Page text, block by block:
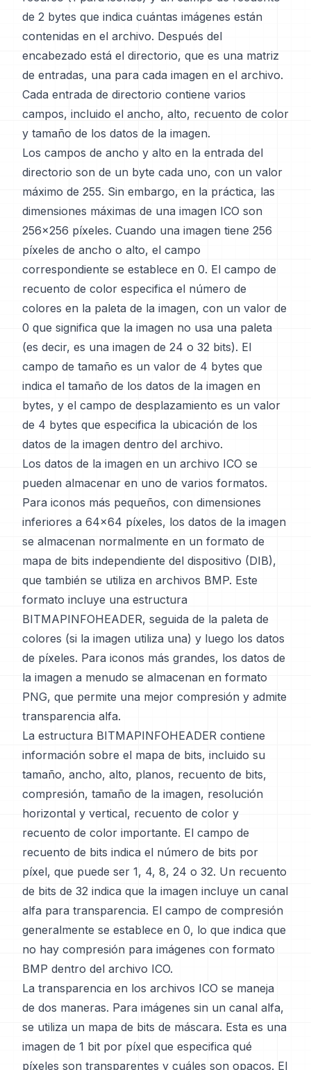
de 2 bytes que indica cuántas imágenes están
contenidas en el archivo. Después del
encabezado está el directorio, que es una matriz
de entradas, una para cada imagen en el archivo.
Cada entrada de directorio contiene varios
campos, incluido el ancho, alto, recuento de color
y tamaño de los datos de la imagen.
Los campos de ancho y alto en la entrada del
directorio son de un byte cada uno, con un valor
máximo de 255. Sin embargo, en la práctica, las
dimensiones máximas de una imagen ICO son
256x256 píxeles. Cuando una imagen tiene 256
píxeles de ancho o alto, el campo
correspondiente se establece en 0. El campo de
recuento de color especifica el número de
colores en la paleta de la imagen, con un valor de
0 que significa que la imagen no usa una paleta
(es decir, es una imagen de 24 o 32 bits). El
campo de tamaño es un valor de 4 bytes que
indica el tamaño de los datos de la imagen en
bytes, y el campo de desplazamiento es un valor
de 4 bytes que especifica la ubicación de los
datos de la imagen dentro del archivo.
Los datos de la imagen en un archivo ICO se
pueden almacenar en uno de varios formatos.
Para iconos más pequeños, con dimensiones
inferiores a 64x64 píxeles, los datos de la imagen
se almacenan normalmente en un formato de
mapa de bits independiente del dispositivo (DIB),
que también se utiliza en archivos BMP. Este
formato incluye una estructura
BITMAPINFOHEADER, seguida de la paleta de
colores (si la imagen utiliza una) y luego los datos
de píxeles. Para iconos más grandes, los datos de
la imagen a menudo se almacenan en formato
PNG, que permite una mejor compresión y admite
transparencia alfa.
La estructura BITMAPINFOHEADER contiene
información sobre el mapa de bits, incluido su
tamaño, ancho, alto, planos, recuento de bits,
compresión, tamaño de la imagen, resolución
horizontal y vertical, recuento de color y
recuento de color importante. El campo de
recuento de bits indica el número de bits por
píxel, que puede ser 1, 4, 8, 24 o 32. Un recuento
de bits de 32 indica que la imagen incluye un canal
alfa para transparencia. El campo de compresión
generalmente se establece en 0, lo que indica que
no hay compresión para imágenes con formato
BMP dentro del archivo ICO.
La transparencia en los archivos ICO se maneja
de dos maneras. Para imágenes sin un canal alfa,
se utiliza un mapa de bits de máscara. Esta es una
imagen de 1 bit por píxel que especifica qué
píxeles son transparentes y cuáles son opacos. El